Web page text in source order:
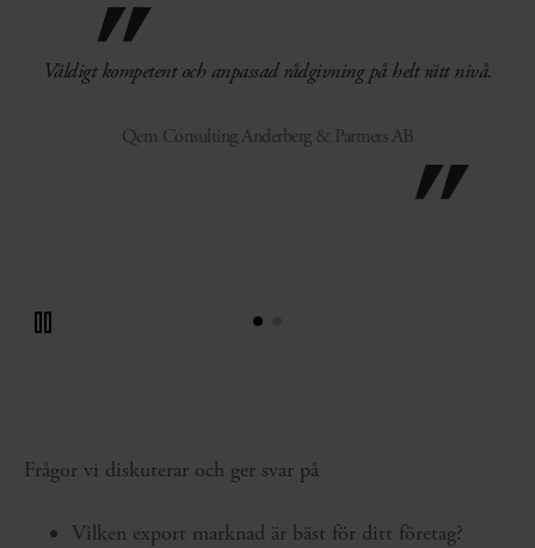
Väldigt kompetent och anpassad rådgivning på helt rätt nivå.
Qem Consulting Anderberg & Partners AB
Frågor vi diskuterar och ger svar på
Vilken export marknad är bäst för ditt företag?